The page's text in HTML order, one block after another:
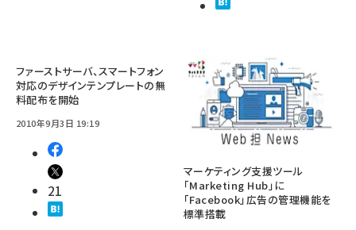
ファーストサーバ、スマートフォン
対応のデザインテンプレートの無
料配布を開始
2010年9月3日 19:19
21
マーケティング支援ツール
「Marketing Hub」に
「Facebook」広告の管理機能を
標準搭載